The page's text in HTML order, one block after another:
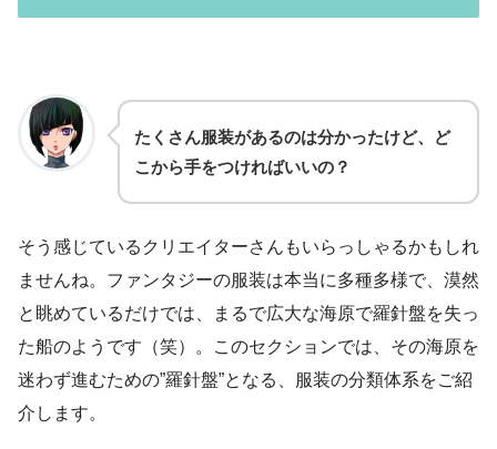
たくさん服装があるのは分かったけど、ど
こから手をつければいいの？
そう感じているクリエイターさんもいらっしゃるかもしれ
ませんね。ファンタジーの服装は本当に多種多様で、漠然
と眺めているだけでは、まるで広大な海原で羅針盤を失っ
た船のようです（笑）。このセクションでは、その海原を
迷わず進むための”羅針盤”となる、服装の分類体系をご紹
介します。